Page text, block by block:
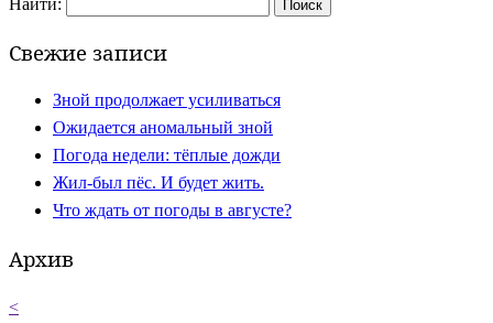
Найти:
Свежие записи
Зной продолжает усиливаться
Ожидается аномальный зной
Погода недели: тёплые дожди
Жил-был пёс. И будет жить.
Что ждать от погоды в августе?
Архив
<